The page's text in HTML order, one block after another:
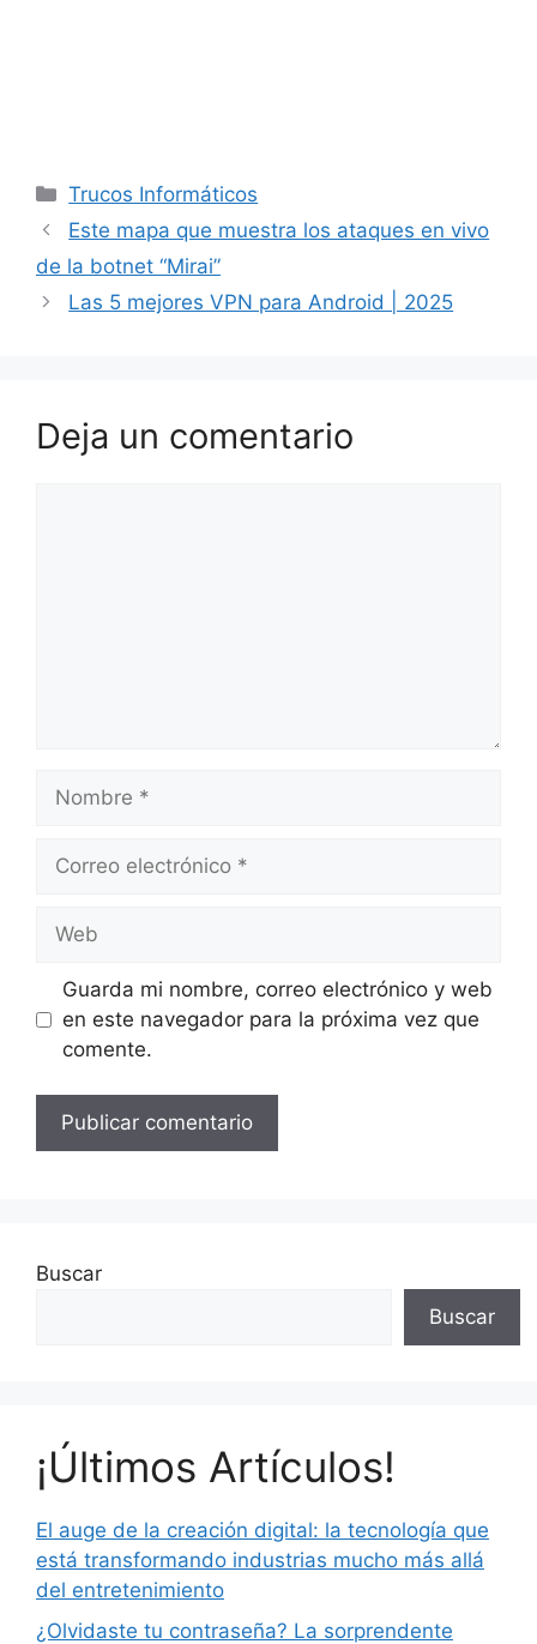
Categorías
Trucos Informáticos
Este mapa que muestra los ataques en vivo
de la botnet “Mirai”
Las 5 mejores VPN para Android | 2025
Deja un comentario
electrónico
Guarda mi nombre, correo electrónico y web
en este navegador para la próxima vez que
comente.
Buscar
Buscar
¡Últimos Artículos!
El auge de la creación digital: la tecnología que
está transformando industrias mucho más allá
del entretenimiento
¿Olvidaste tu contraseña? La sorprendente